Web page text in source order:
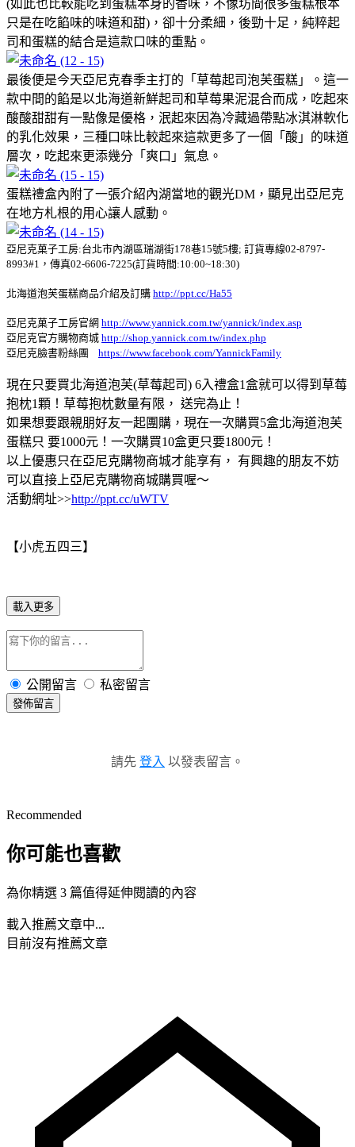
(如此也比較能吃到蛋糕本身的香味，不像坊間很多蛋糕根本
只是在吃餡味的味道和甜)，卻十分柔細，後勁十足，純粹起
司和蛋糕的結合是這款口味的重點。
最後便是今天亞尼克春季主打的「草莓起司泡芙蛋糕」。這一
款中間的餡是以北海道新鮮起司和草莓果泥混合而成，吃起來
酸酸甜甜有一點像是優格，泯起來因為冷藏過帶點冰淇淋軟化
的乳化效果，三種口味比較起來這款更多了一個「酸」的味道
層次，吃起來更添幾分「爽口」氣息。
蛋糕禮盒內附了一張介紹內湖當地的觀光DM，顯見出亞尼克
在地方札根的用心讓人感動。
亞尼克菓子工房:台北市內湖區瑞湖街178巷15號5樓; 訂貨專線02-8797-
8993#1，傳真02-6606-7225(訂貨時間:10:00~18:30)
北海道泡芙蛋糕商品介紹及訂購 http://ppt.cc/Ha55
亞尼克菓子工房官網 http://www.yannick.com.tw/yannick/index.asp
亞尼克官方購物商城 http://shop.yannick.com.tw/index.php
亞尼克臉書粉絲團 https://www.facebook.com/YannickFamily
現在只要買北海道泡芙(草莓起司) 6入禮盒1盒就可以得到草莓
抱枕1顆！草莓抱枕數量有限， 送完為止！
如果想要跟親朋好友一起團購，現在一次購買5盒北海道泡芙
蛋糕只 要1000元！一次購買10盒更只要1800元！
以上優惠只在亞尼克購物商城才能享有， 有興趣的朋友不妨
可以直接上亞尼克購物商城購買喔～
活動網址>>http://ppt.cc/uWTV
【小虎五四三】
載入更多
公開留言 私密留言
發佈留言
請先 登入 以發表留言。
Recommended
你可能也喜歡
為你精選 3 篇值得延伸閱讀的內容
載入推薦文章中...
目前沒有推薦文章